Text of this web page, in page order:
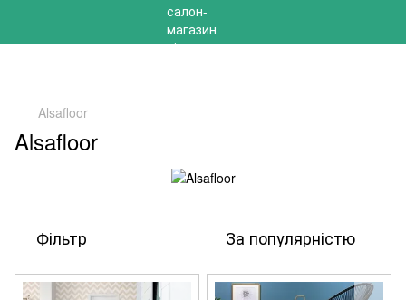
Alsafloor
Alsafloor
Фільтр За популярністю